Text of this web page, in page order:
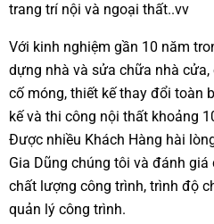
trang trí nội và ngoại thất..vv
Với kinh nghiệm gần 10 năm
dựng nhà và sửa chữa nhà
cố móng, thiết kế thay đổi toàn
kế và thi công nội thất khoảng
Được nhiều Khách Hàng hài
Gia Dũng chúng tôi và đánh
chất lượng công trình, trình độ
quản lý công trình.